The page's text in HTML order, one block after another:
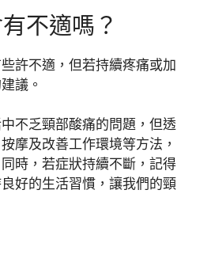
不適嗎？
許不適，但若持續疼痛或加
議。
不乏頸部酸痛的問題，但透
摩及改善工作環境等方法，
時，若症狀持續不斷，記得
好的生活習慣，讓我們的頸